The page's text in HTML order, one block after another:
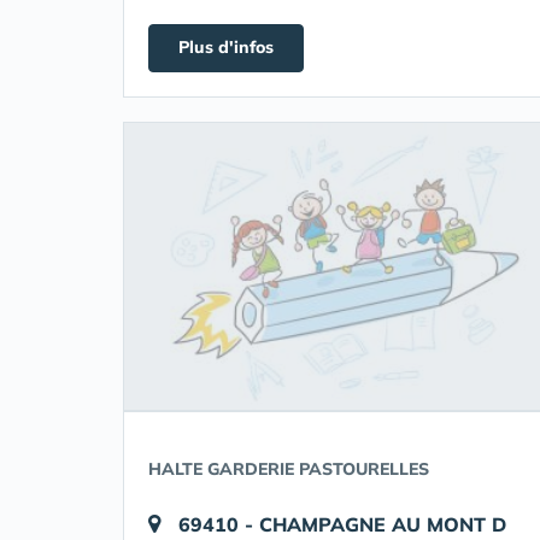
Plus d'infos
HALTE GARDERIE PASTOURELLES
69410 - CHAMPAGNE AU MONT D